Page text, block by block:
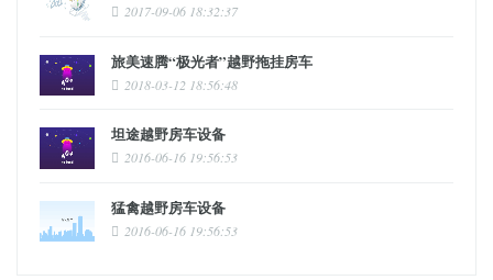
2017-09-06 18:32:37
旅美速腾“极光者”越野拖挂房车
2018-03-12 18:56:48
坦途越野房车设备
2016-06-16 19:56:53
猛禽越野房车设备
2016-06-16 19:56:53